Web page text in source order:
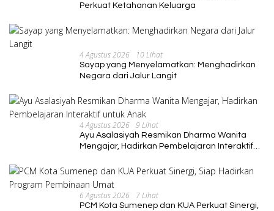
Perkuat Ketahanan Keluarga
4 Agustus 2026 10 Lihat
Sayap yang Menyelamatkan: Menghadirkan
Negara dari Jalur Langit
4 Agustus 2026 9 Lihat
Ayu Asalasiyah Resmikan Dharma Wanita
Mengajar, Hadirkan Pembelajaran Interaktif
6 Agustus 2026 7 Lihat
PCM Kota Sumenep dan KUA Perkuat Sinergi,